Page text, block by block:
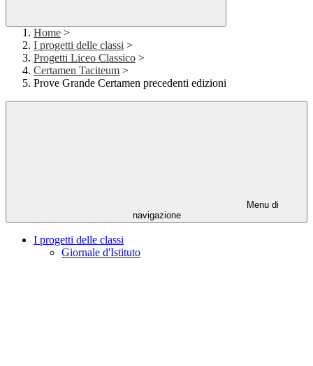
Home >
I progetti delle classi >
Progetti Liceo Classico >
Certamen Taciteum >
Prove Grande Certamen precedenti edizioni
Menu di
navigazione
I progetti delle classi
Giornale d'Istituto